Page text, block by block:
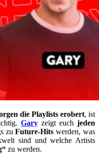
die Playlists erobert, ist
Gary zeigt euch jeden
zuFuture-Hits werden, was
sind und welche Artists
zu werden.